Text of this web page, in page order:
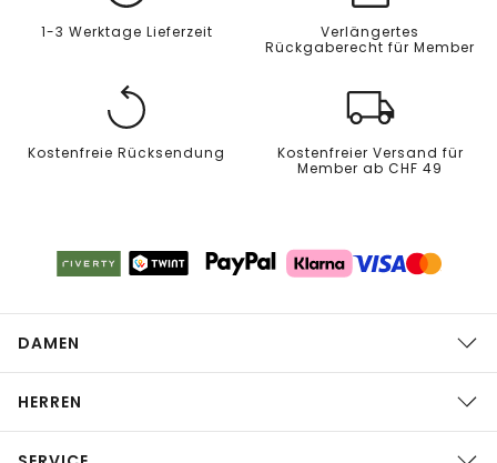
1-3 Werktage Lieferzeit
Verlängertes
Rückgaberecht für Member
Kostenfreie Rücksendung
Kostenfreier Versand für
Member ab CHF 49
DAMEN
HERREN